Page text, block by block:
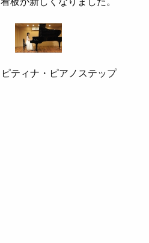
ピティナ・ピアノステップ